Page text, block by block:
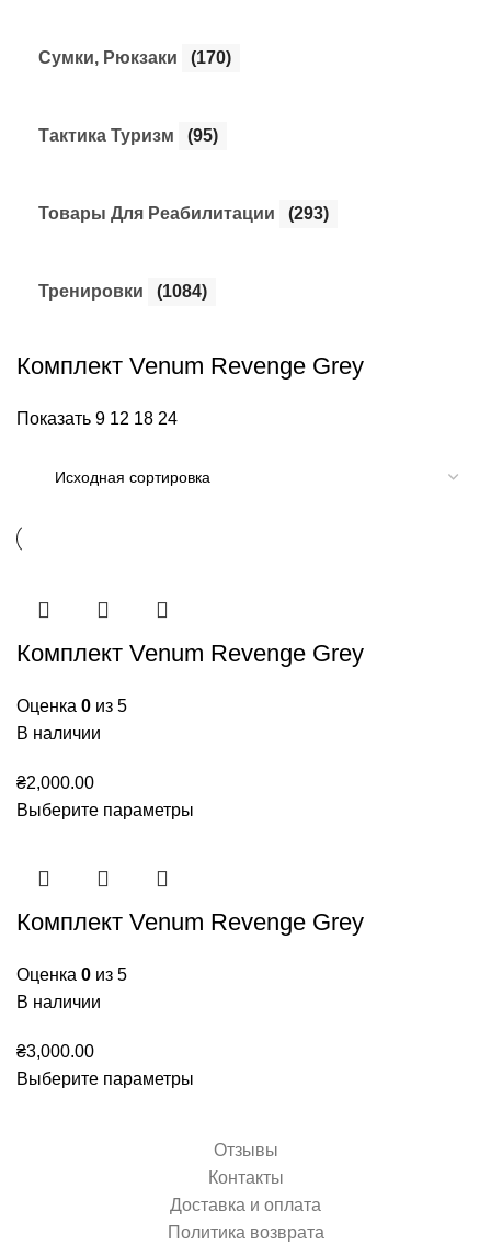
Сумки, Рюкзаки (170)
Тактика Туризм (95)
Товары Для Реабилитации (293)
Тренировки (1084)
Комплект Venum Revenge Grey
Показать 9 12 18 24
Комплект Venum Revenge Grey
Оценка 0 из 5
В наличии
₴2,000.00
Выберите параметры
Комплект Venum Revenge Grey
Оценка 0 из 5
В наличии
₴3,000.00
Выберите параметры
Отзывы
Контакты
Доставка и оплата
Политика возврата